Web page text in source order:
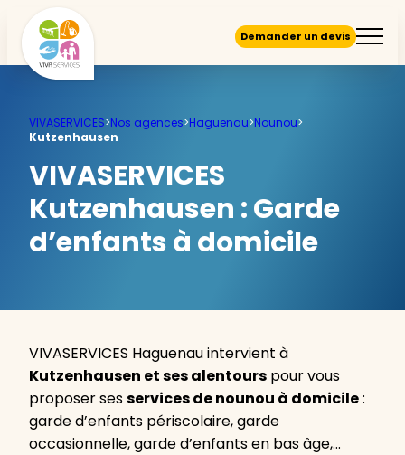
Demander un devis
VIVASERVICES>Nos agences>Haguenau>Nounou>
Kutzenhausen
VIVASERVICES
Kutzenhausen :Garde
d’enfants à domicile
VIVASERVICES Haguenau intervient à
Kutzenhausen et ses alentours pour vous
proposer sesservices de nounou à domicile:
garde d’enfants périscolaire, garde
occasionnelle, garde d’enfants en bas âge,…